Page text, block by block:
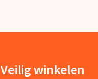
Veilig winkelen